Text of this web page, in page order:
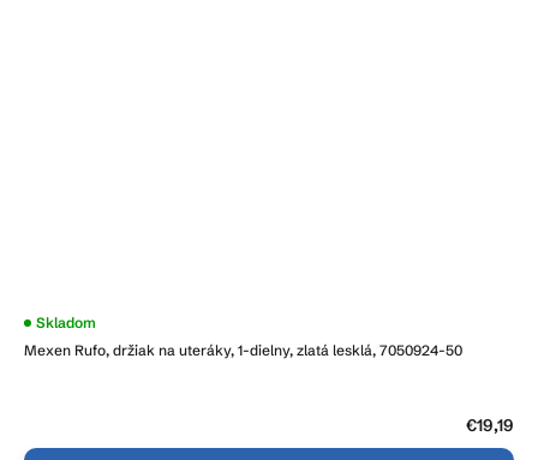
Mexen Rufo, držiak na uteráky, 1-dielny, zlatá lesklá, 7050924-50
Skladom
€19,19